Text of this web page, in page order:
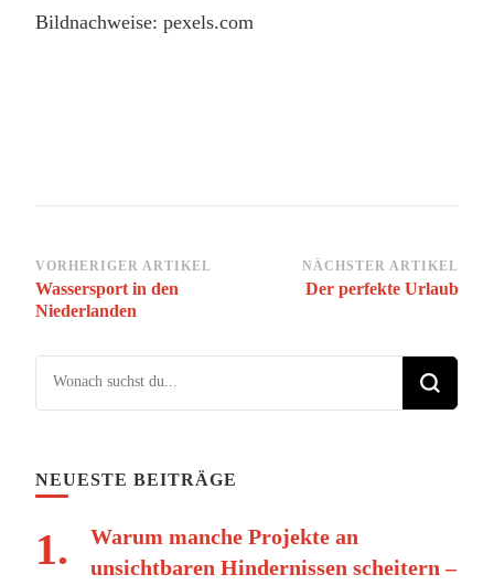
Bildnachweise: pexels.com
Beitragsnavigation
VORHERIGER ARTIKEL
Wassersport in den
Niederlanden
NÄCHSTER ARTIKEL
Der perfekte Urlaub
Suchst du nach etwas?
NEUESTE BEITRÄGE
Warum manche Projekte an
unsichtbaren Hindernissen scheitern –